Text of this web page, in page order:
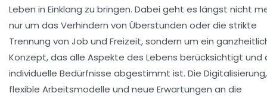
Leben in Einklang zu bringen. Dabei geht es längst nicht
nur um das Verhindern von Überstunden oder die strikte
Trennung von Job und Freizeit, sondern um ein
Konzept, das alle Aspekte des Lebens berücksichtigt und
individuelle Bedürfnisse abgestimmt ist. Die Digitalisierung,
flexible Arbeitsmodelle und neue Erwartungen an die